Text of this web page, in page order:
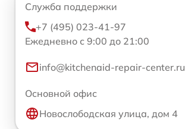
Служба поддержки
+7 (495) 023-41-97
Ежедневно с 9:00 до 21:00
info@kitchenaid-repair-center.ru
Основной офис
Новослободская улица, дом 4